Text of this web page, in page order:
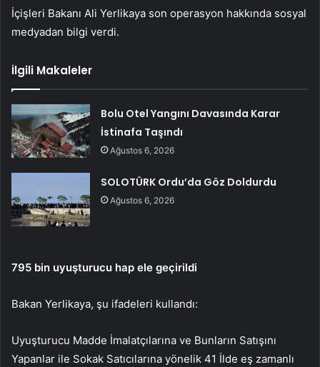
İçişleri Bakanı Ali Yerlikaya son operasyon hakkında sosyal
medyadan bilgi verdi.
İlgili Makaleler
Bolu Otel Yangını Davasında Karar
İstinafa Taşındı
Ağustos 6, 2026
SOLOTÜRK Ordu’da Göz Doldurdu
Ağustos 6, 2026
795 bin uyuşturucu hap ele geçirildi
Bakan Yerlikaya, şu ifadeleri kullandı:
Uyuşturucu Madde İmalatçılarına ve Bunların Satışını
Yapanlar ile Sokak Satıcılarına yönelik 41 İlde eş zamanlı